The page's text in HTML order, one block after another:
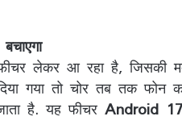
लेकर आ रहा है, जिसकी
गया तो चोर तब तक
है. यह फीचर Android